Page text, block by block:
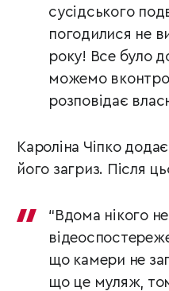
сусідського
погодилися не
року! Все було
можемо
розповідає
Кароліна Чіпко
його загриз. Після
“Вдома нікого
що камери не
що це муляж,